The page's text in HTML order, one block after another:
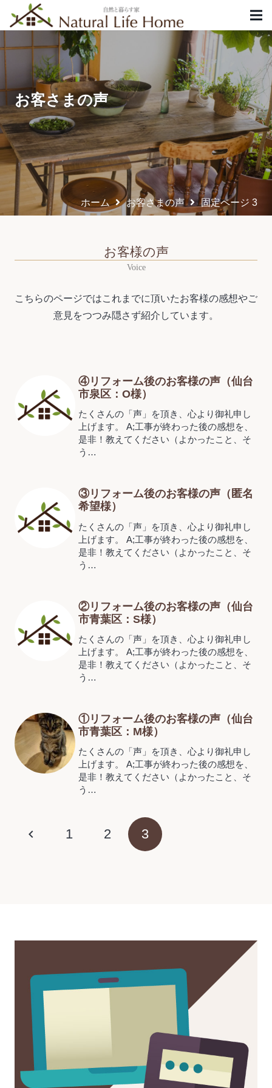
お客さまの声
ホーム お客さまの声 固定ページ 3
お客様の声
Voice
こちらのページではこれまでに頂いたお客様の感想やご
意見をつつみ隠さず紹介しています。
④リフォーム後のお客様の声（仙台
市泉区：O様）
たくさんの「声」を頂き、心より御礼申し
上げます。 A;工事が終わった後の感想を、
是非！教えてください（よかったこと、そ
う…
③リフォーム後のお客様の声（匿名
希望様）
たくさんの「声」を頂き、心より御礼申し
上げます。 A;工事が終わった後の感想を、
是非！教えてください（よかったこと、そ
う…
②リフォーム後のお客様の声（仙台
市青葉区：S様）
たくさんの「声」を頂き、心より御礼申し
上げます。 A;工事が終わった後の感想を、
是非！教えてください（よかったこと、そ
う…
①リフォーム後のお客様の声（仙台
市青葉区：M様）
たくさんの「声」を頂き、心より御礼申し
上げます。 A;工事が終わった後の感想を、
是非！教えてください（よかったこと、そ
う…
1 2 3